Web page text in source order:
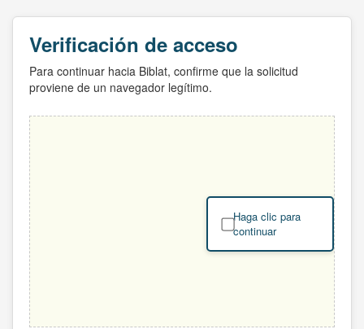
Verificación de acceso
Para continuar hacia Biblat, confirme que la solicitud
proviene de un navegador legítimo.
Haga clic para
continuar